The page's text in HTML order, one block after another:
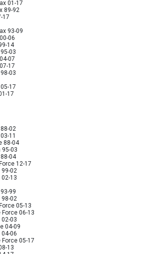
01-17
89-92
17
93-09
06
14
03
07
17
03
17
17
88-02
11
88-04
95-03
88-04
12-17
99-02
02-13
99
98-02
05-13
Force 06-13
02-03
04-09
04-06
Force 05-17
13